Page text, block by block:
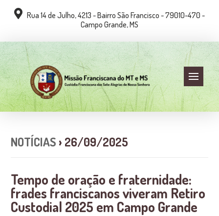
Rua 14 de Julho, 4213 - Bairro São Francisco - 79010-470 -
Campo Grande, MS
NOTÍCIAS › 26/09/2025
Tempo de oração e fraternidade:
frades franciscanos viveram Retiro
Custodial 2025 em Campo Grande